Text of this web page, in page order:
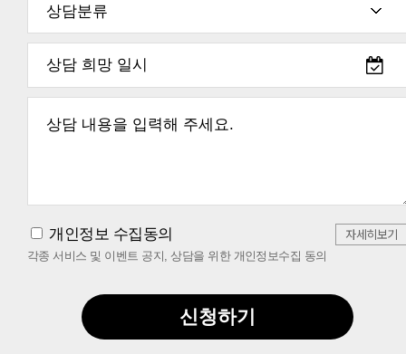
개인정보 수집동의
각종 서비스 및 이벤트 공지, 상담을 위한 개인정보수집 동의
자세히보기
신청하기